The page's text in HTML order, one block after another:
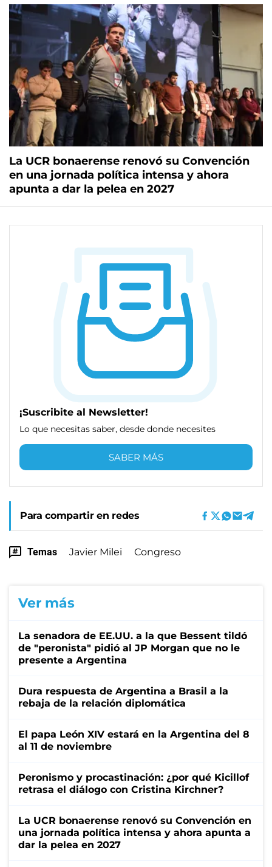
La UCR bonaerense renovó su Convención
en una jornada política intensa y ahora
apunta a dar la pelea en 2027
¡Suscribite al Newsletter!
Lo que necesitas saber, desde donde necesites
SABER MÁS
Para compartir en redes
Temas Javier Milei Congreso
Ver más
La senadora de EE.UU. a la que Bessent tildó
de "peronista" pidió al JP Morgan que no le
presente a Argentina
Dura respuesta de Argentina a Brasil a la
rebaja de la relación diplomática
El papa León XIV estará en la Argentina del 8
al 11 de noviembre
Peronismo y procastinación: ¿por qué Kicillof
retrasa el diálogo con Cristina Kirchner?
La UCR bonaerense renovó su Convención en
una jornada política intensa y ahora apunta a
dar la pelea en 2027